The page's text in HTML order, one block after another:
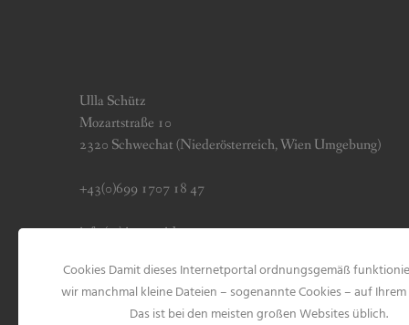
Ulla Schütz
Mozartstraße 10
2320 Schwechat (Niederösterreich, Wien Umgebung)
+43(0)699 1707 18 47
info (at) jerseygirls.at
Impressum & Datenschutz
Cookies Damit dieses Internetportal ordnungsgemäß
wir manchmal kleine Dateien – sogenannte Cookies – auf Ihrem
Das ist bei den meisten großen Websites üblich.